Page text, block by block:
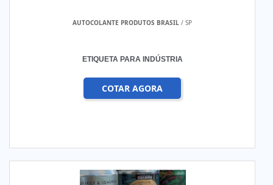
AUTOCOLANTE PRODUTOS BRASIL / SP
ETIQUETA PARA INDÚSTRIA
COTAR AGORA